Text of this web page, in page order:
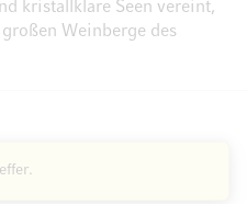
kristallklare Seen vereint,
Weinberge des